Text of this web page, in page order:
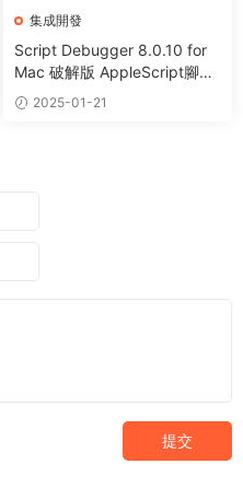
集成開發
Script Debugger 8.0.10 for
Mac 破解版 AppleScript腳本
調試工具
2025-01-21
提交